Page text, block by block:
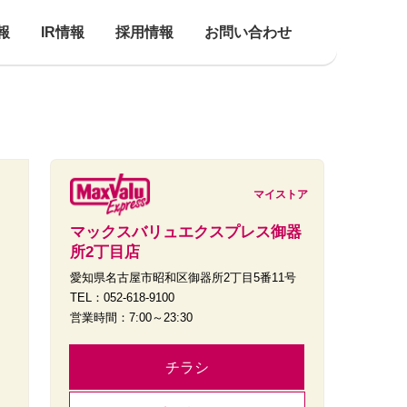
IR情報 採用情報 お問い合わせ
マイストア
マックスバリュエクスプレス御器
所2丁目店
愛知県名古屋市昭和区御器所2丁目5番11号
TEL：052-618-9100
営業時間：7:00～23:30
チラシ